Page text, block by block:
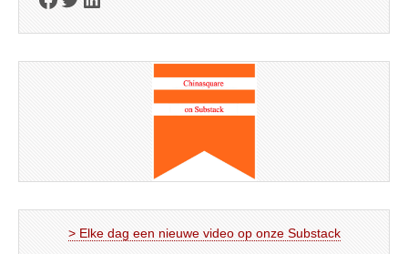
> Elke dag een nieuwe video op onze Substack